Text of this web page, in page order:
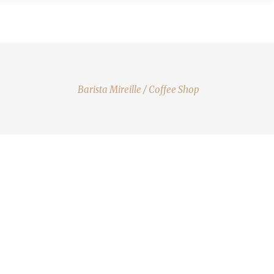
Barista Mireille /Coffee Shop